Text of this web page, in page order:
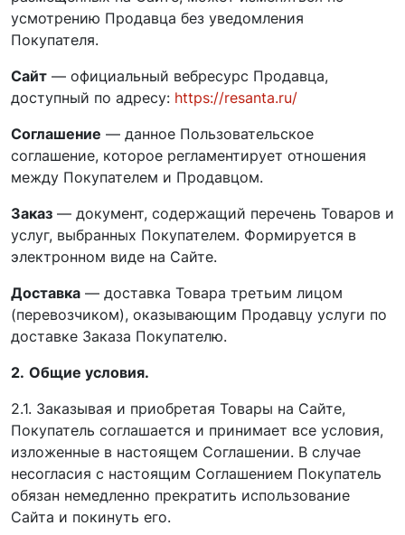
усмотрению Продавца без уведомления
Покупателя.
Сайт — официальный вебресурс Продавца,
доступный по адресу: https://resanta.ru/
Соглашение — данное Пользовательское
соглашение, которое регламентирует отношения
между Покупателем и Продавцом.
Заказ — документ, содержащий перечень Товаров и
услуг, выбранных Покупателем. Формируется в
электронном виде на Сайте.
Доставка — доставка Товара третьим лицом
(перевозчиком), оказывающим Продавцу услуги по
доставке Заказа Покупателю.
2. Общие условия.
2.1. Заказывая и приобретая Товары на Сайте,
Покупатель соглашается и принимает все условия,
изложенные в настоящем Соглашении. В случае
несогласия с настоящим Соглашением Покупатель
обязан немедленно прекратить использование
Сайта и покинуть его.